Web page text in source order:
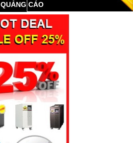
QUẢNG CÁO